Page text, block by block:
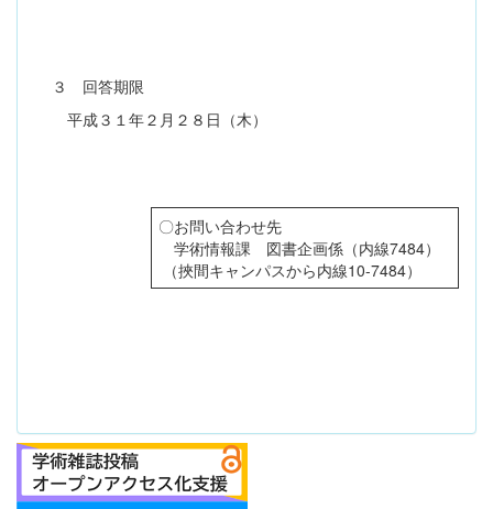
３ 回答期限
平成３１年２月２８日（木）
〇お問い合わせ先
学術情報課 図書企画係（内線7484）
（挾間キャンパスから内線10-7484）